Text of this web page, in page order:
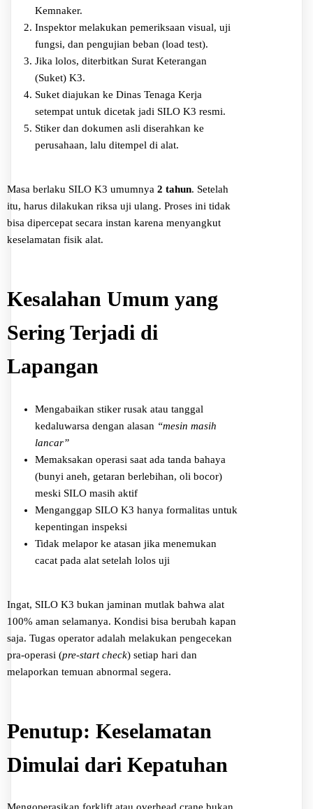
Kemnaker.
Inspektor melakukan pemeriksaan visual, uji
fungsi, dan pengujian beban (load test).
Jika lolos, diterbitkan Surat Keterangan
(Suket) K3.
Suket diajukan ke Dinas Tenaga Kerja
setempat untuk dicetak jadi SILO K3 resmi.
Stiker dan dokumen asli diserahkan ke
perusahaan, lalu ditempel di alat.
Masa berlaku SILO K3 umumnya 2 tahun. Setelah
itu, harus dilakukan riksa uji ulang. Proses ini tidak
bisa dipercepat secara instan karena menyangkut
keselamatan fisik alat.
Kesalahan Umum yang
Sering Terjadi di
Lapangan
Mengabaikan stiker rusak atau tanggal
kedaluwarsa dengan alasan “mesin masih
lancar”
Memaksakan operasi saat ada tanda bahaya
(bunyi aneh, getaran berlebihan, oli bocor)
meski SILO masih aktif
Menganggap SILO K3 hanya formalitas untuk
kepentingan inspeksi
Tidak melapor ke atasan jika menemukan
cacat pada alat setelah lolos uji
Ingat, SILO K3 bukan jaminan mutlak bahwa alat
100% aman selamanya. Kondisi bisa berubah kapan
saja. Tugas operator adalah melakukan pengecekan
pra-operasi (pre-start check) setiap hari dan
melaporkan temuan abnormal segera.
Penutup: Keselamatan
Dimulai dari Kepatuhan